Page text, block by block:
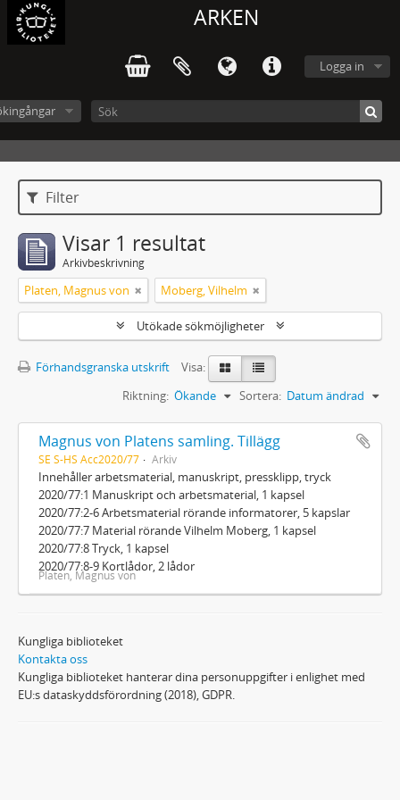
ARKEN
Logga in
Filter
Visar 1 resultat
Arkivbeskrivning
Platen, Magnus von Moberg, Vilhelm
Utökade sökmöjligheter
Förhandsgranska utskrift
Visa:
Sortera: Datum ändrad
Riktning: Ökande
Magnus von Platens samling. Tillägg
SE S-HS Acc2020/77 Arkiv
Innehåller arbetsmaterial, manuskript, pressklipp, tryck
2020/77:1 Manuskript och arbetsmaterial, 1 kapsel
2020/77:2-6 Arbetsmaterial rörande informatorer, 5 kapslar
2020/77:7 Material rörande Vilhelm Moberg, 1 kapsel
2020/77:8 Tryck, 1 kapsel
2020/77:8-9 Kortlådor, 2 lådor
Platen, Magnus von
Kungliga biblioteket
Kontakta oss
Kungliga biblioteket hanterar dina personuppgifter i enlighet med
EU:s dataskyddsförordning (2018), GDPR.